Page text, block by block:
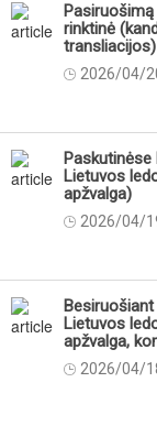
rinktinė
transliacijos)
2026/04/
Lietuvos
apžvalga)
2026/04/
Lietuvos
apžvalga,
2026/04/